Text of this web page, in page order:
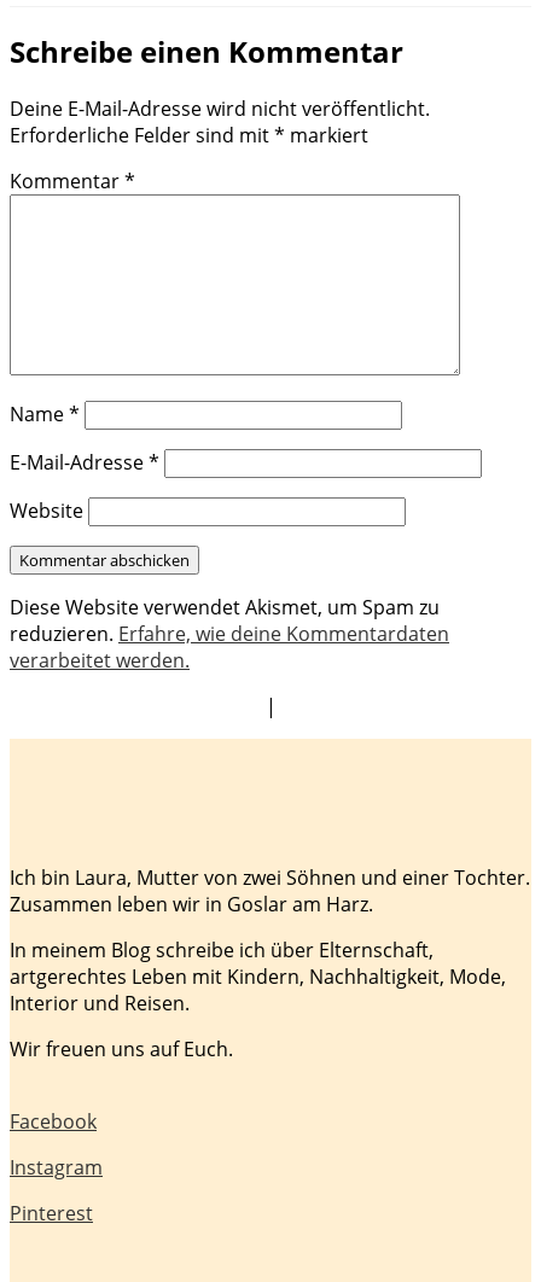
Schreibe einen Kommentar
Deine E-Mail-Adresse wird nicht veröffentlicht.
Erforderliche Felder sind mit* markiert
Kommentar*
Name*
E-Mail-Adresse*
Website
Diese Website verwendet Akismet, um Spam zu
reduzieren. Erfahre, wie deine Kommentardaten
verarbeitet werden.
|
Ich bin Laura, Mutter von zwei Söhnen und einer Tochter.
Zusammen leben wir in Goslar am Harz.
In meinem Blog schreibe ich über Elternschaft,
artgerechtes Leben mit Kindern, Nachhaltigkeit, Mode,
Interior und Reisen.
Wir freuen uns auf Euch.
Facebook
Instagram
Pinterest